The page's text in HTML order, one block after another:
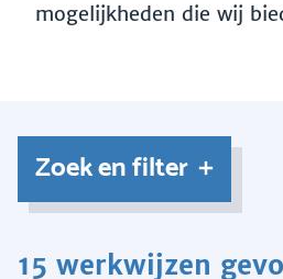
mogelijkheden die wij
Zoek en filter
15 werkwijzen